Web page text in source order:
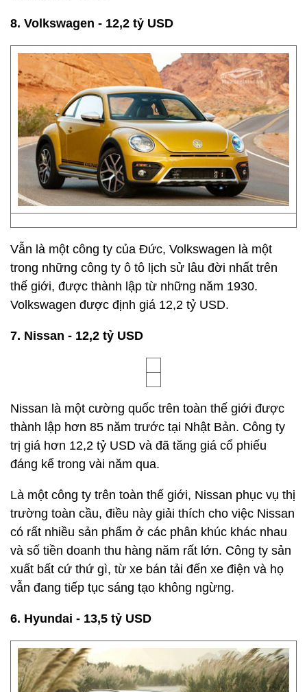
8. Volkswagen - 12,2 tỷ USD
Vẫn là một công ty của Đức, Volkswagen là một
trong những công ty ô tô lịch sử lâu đời nhất trên
thế giới, được thành lập từ những năm 1930.
Volkswagen được định giá 12,2 tỷ USD.
7. Nissan - 12,2 tỷ USD
Nissan là một cường quốc trên toàn thế giới được
thành lập hơn 85 năm trước tại Nhật Bản. Công ty
trị giá hơn 12,2 tỷ USD và đã tăng giá cổ phiếu
đáng kể trong vài năm qua.
Là một công ty trên toàn thế giới, Nissan phục vụ thị
trường toàn cầu, điều này giải thích cho việc Nissan
có rất nhiều sản phẩm ở các phân khúc khác nhau
và số tiền doanh thu hàng năm rất lớn. Công ty sản
xuất bất cứ thứ gì, từ xe bán tải đến xe điện và họ
vẫn đang tiếp tục sáng tạo không ngừng.
6. Hyundai - 13,5 tỷ USD